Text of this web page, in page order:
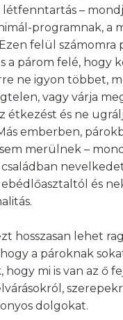
létfenntartás –
programnak, a
felül
a párom felé, hogy
ne igyon többet,
vagy várja
étkezést és ne
emberben,
merülnek –
és
hosszasan lehet
a pároknak
hogy mi is van az ő
dolgokat.